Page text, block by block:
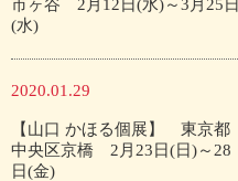
市ヶ谷 2月12日(水)～3月25日
(水)
2020.01.29
【山口 かほる個展】 東京都
中央区京橋 2月23日(日)～28
日(金)